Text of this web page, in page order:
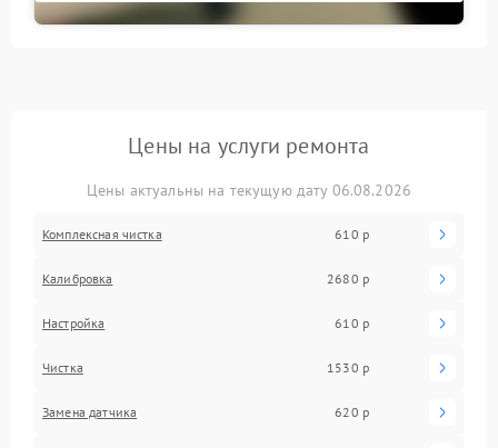
Цены на услуги ремонта
Цены актуальны на текущую дату 06.08.2026
Комплексная чистка 610 р
Калибровка 2680 р
Настройка 610 р
Чистка 1530 р
Замена датчика 620 р